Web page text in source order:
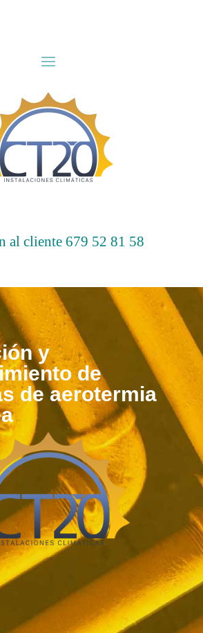
al cliente 679 52 81 58
y
de
de aerotermia